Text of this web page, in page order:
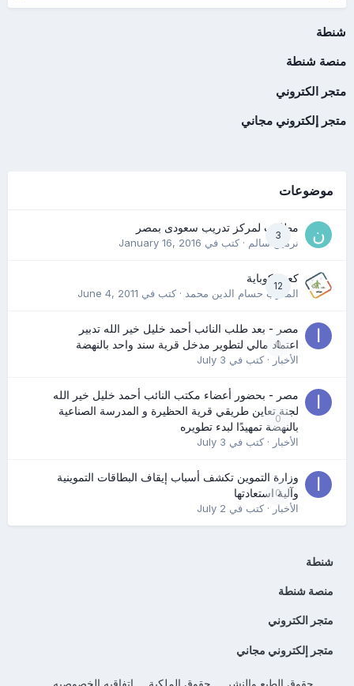
شنطة
منصة شنطة
متجر الكتروني
متجر إلكتروني مجاني
موضوعات
3
مطلوب لمركز تدريب سعودى بمصر
نرمين سالم· كتب في January 16, 2016
12
كعب كوباية
المدرب حسام الدين محمد· كتب في June 4, 2011
0
مصر - بعد طلب النائب أحمد خليل خير الله تدبير
اعتماد مالي لتطوير مدخل قرية سند واحد بالنهضة
الأخبار· كتب في July 3
0
مصر - بحضور أعضاء مكتب النائب أحمد خليل خير الله
لجنة تعاين طريقي قرية الحظيرة و المدرسة الصناعية
بالنهضة تمهيدًا لبدء تطويره
الأخبار· كتب في July 3
0
وزارة التموين تكشف أسباب إيقاف البطاقات التموينية
وآلية استعادتها
الأخبار· كتب في July 2
شنطة
منصة شنطة
متجر الكتروني
متجر إلكتروني مجاني
حقوق الطبع والنشر حقوق الملكية اتفاقيه الخصوصيه